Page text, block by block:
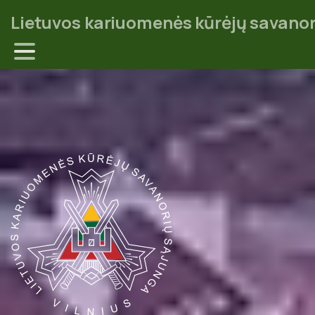
Lietuvos kariuomenės kūrėjų